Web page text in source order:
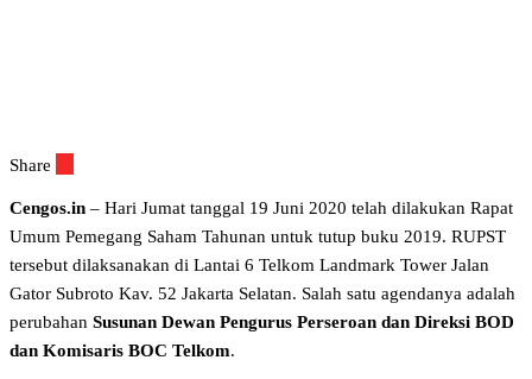
Share
Cengos.in – Hari Jumat tanggal 19 Juni 2020 telah dilakukan Rapat
Umum Pemegang Saham Tahunan untuk tutup buku 2019. RUPST
tersebut dilaksanakan di Lantai 6 Telkom Landmark Tower Jalan
Gator Subroto Kav. 52 Jakarta Selatan. Salah satu agendanya adalah
perubahan Susunan Dewan Pengurus Perseroan dan Direksi BOD
dan Komisaris BOC Telkom.